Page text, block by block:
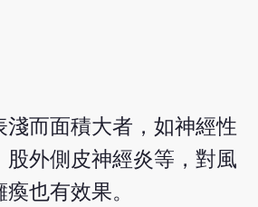
淺而面積大者，如神經性
股外側皮神經炎等，對風
也有效果。